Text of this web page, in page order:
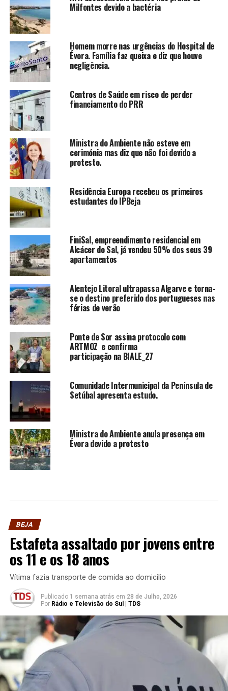
Milfontes devido a bactéria
Homem morre nas urgências do Hospital de
Évora. Família faz queixa e diz que houve
negligência.
Centros de Saúde em risco de perder
financiamento do PRR
Ministra do Ambiente não esteve em
cerimónia mas diz que não foi devido a
protesto.
Residência Europa recebeu os primeiros
estudantes do IPBeja
FiniSal, empreendimento residencial em
Alcácer do Sal, já vendeu 50% dos seus 39
apartamentos
Alentejo Litoral ultrapassa Algarve e torna-
se o destino preferido dos portugueses nas
férias de verão
Ponte de Sor assina protocolo com
ARTMOZ e confirma
participação na BIALE_27
Comunidade Intermunicipal da Península de
Setúbal apresenta estudo.
Ministra do Ambiente anula presença em
Évora devido a protesto
BEJA
Estafeta assaltado por jovens entre
os 11 e os 18 anos
Vítima fazia transporte de comida ao domicilio
Publicado 1 semana atrás em 28 de Julho, 2026
Por Rádio e Televisão do Sul | TDS